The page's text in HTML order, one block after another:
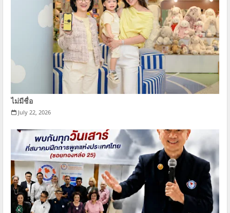
ไม่มีชื่อ
July 22, 2026